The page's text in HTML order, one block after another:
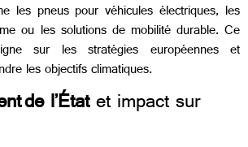
les pneus pour véhicules électriques, les
ou les solutions de mobilité durable. Ce
sur les stratégies européennes et
les objectifs climatiques.
de l’Étatet impact sur